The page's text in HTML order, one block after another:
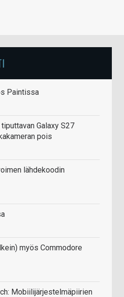
Paintissa
Galaxy S27
pois
lähdekoodin
myös Commodore
Mobiilijärjestelmäpiirien